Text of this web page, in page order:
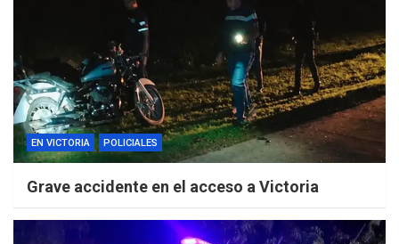
EN VICTORIA POLICIALES
Grave accidente en el acceso a Victoria